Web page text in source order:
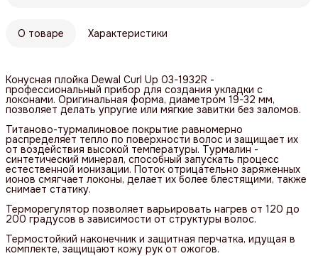
О товаре Характеристики
Конусная плойка Dewal Curl Up 03-1932R -
профессиональный прибор для создания укладки с
локонами. Оригинальная форма, диаметром 19-32 мм,
позволяет делать упругие или мягкие завитки без заломов.
Титаново-турмалиновое покрытие равномерно
распределяет тепло по поверхности волос и защищает их
от воздействия высокой температуры. Турмалин -
синтетический минерал, способный запускать процесс
естественной ионизации. Поток отрицательно заряженных
ионов смягчает локоны, делает их более блестящими, также
снимает статику.
Терморегулятор позволяет варьировать нагрев от 120 до
200 градусов в зависимости от структуры волос.
Термостойкий наконечник и защитная перчатка, идущая в
комплекте, защищают кожу рук от ожогов.